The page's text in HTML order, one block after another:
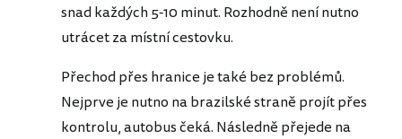
snad každých 5-10 minut. Rozhodně není nutno
utrácet za místní cestovku.
Přechod přes hranice je také bez problémů.
Nejprve je nutno na brazilské straně projít přes
kontrolu, autobus čeká. Následně přejede na